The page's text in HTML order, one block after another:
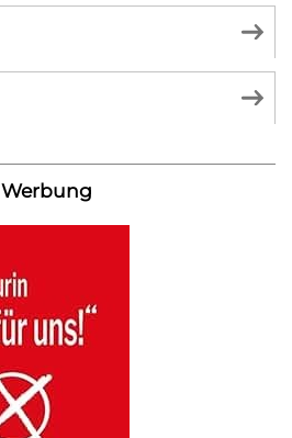
Werbung